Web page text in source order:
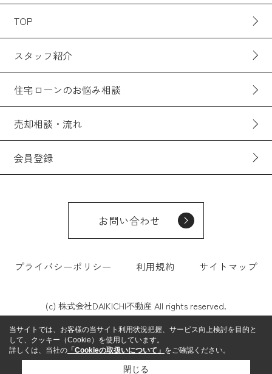
TOP
スタッフ紹介
住宅ローンのお悩み相談
売却相談・流れ
会員登録
お問い合わせ
プライバシーポリシー 利用規約 サイトマップ
(c) 株式会社DAIKICHI不動産 All rights reserved.
当サイトでは、お客様の当サイト利用状況把握、サービス向上検討を目的と
して、クッキー（Cookie）を使用しています。
詳しくは、当社の 「Cookieの取扱いについて」 をご確認ください。
閉じる